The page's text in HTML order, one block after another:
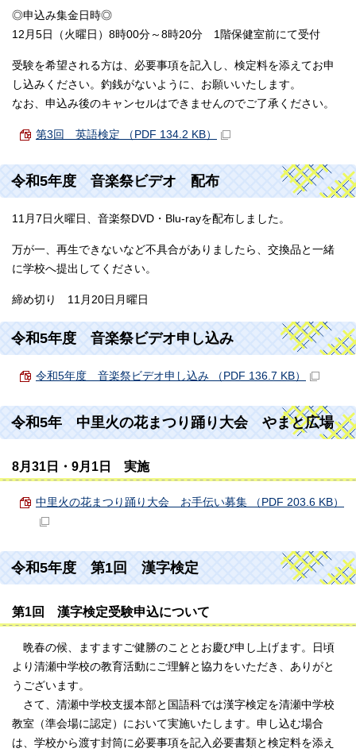
◎申込み集金日時◎
12月5日（火曜日）8時00分～8時20分 1階保健室前にて受付
受験を希望される方は、必要事項を記入し、検定料を添えてお申
し込みください。釣銭がないように、お願いいたします。
なお、申込み後のキャンセルはできませんのでご了承ください。
第3回 英語検定 （PDF 134.2 KB）
令和5年度 音楽祭ビデオ 配布
11月7日火曜日、音楽祭DVD・Blu-rayを配布しました。
万が一、再生できないなど不具合がありましたら、交換品と一緒
に学校へ提出してください。
締め切り 11月20日月曜日
令和5年度 音楽祭ビデオ申し込み
令和5年度 音楽祭ビデオ申し込み （PDF 136.7 KB）
令和5年 中里火の花まつり踊り大会 やまと広場
8月31日・9月1日 実施
中里火の花まつり踊り大会 お手伝い募集 （PDF 203.6 KB）
令和5年度 第1回 漢字検定
第1回 漢字検定受験申込について
晩春の候、ますますご健勝のこととお慶び申し上げます。日頃
より清瀬中学校の教育活動にご理解と協力をいただき、ありがと
うございます。
さて、清瀬中学校支援本部と国語科では漢字検定を清瀬中学校
教室（準会場に認定）において実施いたします。申し込む場合
は、学校から渡す封筒に必要事項を記入必要書類と検定料を添え